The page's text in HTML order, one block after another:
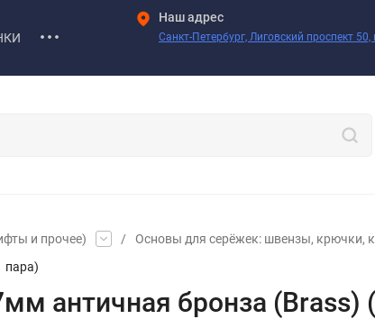
Наш адрес
Санкт-Петербург, Лиговский проспект
и прочее) / Основы для серёжек: швензы, крючки,
пара)
античная бронза (Brass)